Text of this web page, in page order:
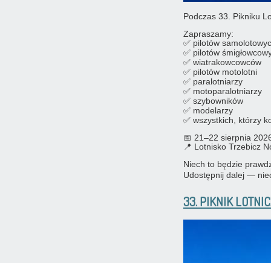
Podczas 33. Pikniku
Zapraszamy:
✅ pilotów
✅ pilotów
✅ wiatrakowcowców
✅ pilotów motolotni
✅ paralotniarzy
✅ motoparalotniarzy
✅ szybowników
✅ modelarzy
✅ wszystkich, którzy
📅 21–22 sierpnia
📍 Lotnisko Trzebicz
Niech to będzie
Udostępnij dalej —
33. PIKNIK